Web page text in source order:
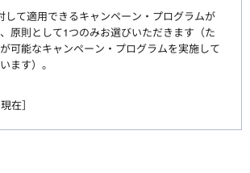
して適用できるキャンペーン・プログラムが
原則として1つのみお選びいただきます（た
可能なキャンペーン・プログラムを実施して
ます）。
在］